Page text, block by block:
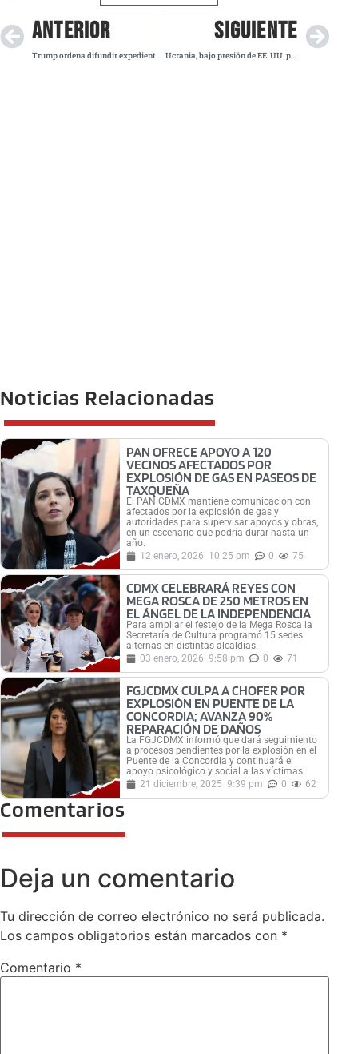
ANTERIOR
Trump ordena difundir expedientes de Jeffrey Epstein tras aval casi unánime del Congreso
SIGUIENTE
Ucrania, bajo presión de EE. UU. para aceptar plan de paz que favorece a Rusia
Noticias Relacionadas
PAN OFRECE APOYO A 120
VECINOS AFECTADOS POR
EXPLOSIÓN DE GAS EN PASEOS DE
TAXQUEÑA
El PAN CDMX mantiene comunicación con
afectados por la explosión de gas y
autoridades para supervisar apoyos y obras,
en un escenario que podría durar hasta un
año.
12 enero, 2026 10:25 pm 0 75
CDMX CELEBRARÁ REYES CON
MEGA ROSCA DE 250 METROS EN
EL ÁNGEL DE LA INDEPENDENCIA
Para ampliar el festejo de la Mega Rosca la
Secretaría de Cultura programó 15 sedes
alternas en distintas alcaldías.
03 enero, 2026 9:58 pm 0 71
FGJCDMX CULPA A CHOFER POR
EXPLOSIÓN EN PUENTE DE LA
CONCORDIA; AVANZA 90%
REPARACIÓN DE DAÑOS
La FGJCDMX informó que dará seguimiento
a procesos pendientes por la explosión en el
Puente de la Concordia y continuará el
apoyo psicológico y social a las víctimas.
21 diciembre, 2025 9:39 pm 0 62
Comentarios
Deja un comentario
Tu dirección de correo electrónico no será publicada.
Los campos obligatorios están marcados con *
Comentario *